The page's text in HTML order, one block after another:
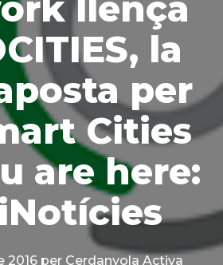
la
per
Cities
are here:
2016 per Cerdanyola Activa